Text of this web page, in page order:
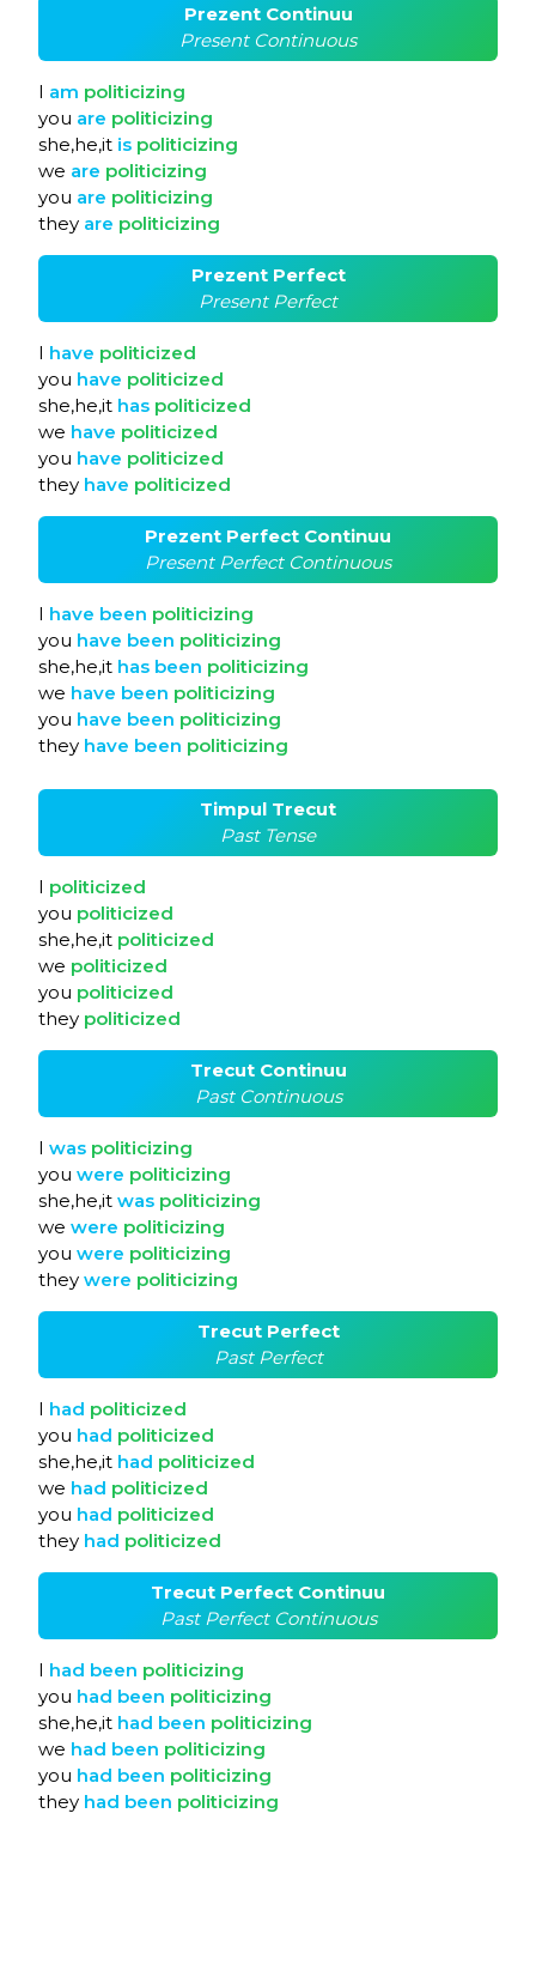
Prezent Continuu
Present Continuous
I am politicizing
you are politicizing
she,he,it is politicizing
we are politicizing
you are politicizing
they are politicizing
Prezent Perfect
Present Perfect
I have politicized
you have politicized
she,he,it has politicized
we have politicized
you have politicized
they have politicized
Prezent Perfect Continuu
Present Perfect Continuous
I have been politicizing
you have been politicizing
she,he,it has been politicizing
we have been politicizing
you have been politicizing
they have been politicizing
Timpul Trecut
Past Tense
I politicized
you politicized
she,he,it politicized
we politicized
you politicized
they politicized
Trecut Continuu
Past Continuous
I was politicizing
you were politicizing
she,he,it was politicizing
we were politicizing
you were politicizing
they were politicizing
Trecut Perfect
Past Perfect
I had politicized
you had politicized
she,he,it had politicized
we had politicized
you had politicized
they had politicized
Trecut Perfect Continuu
Past Perfect Continuous
I had been politicizing
you had been politicizing
she,he,it had been politicizing
we had been politicizing
you had been politicizing
they had been politicizing